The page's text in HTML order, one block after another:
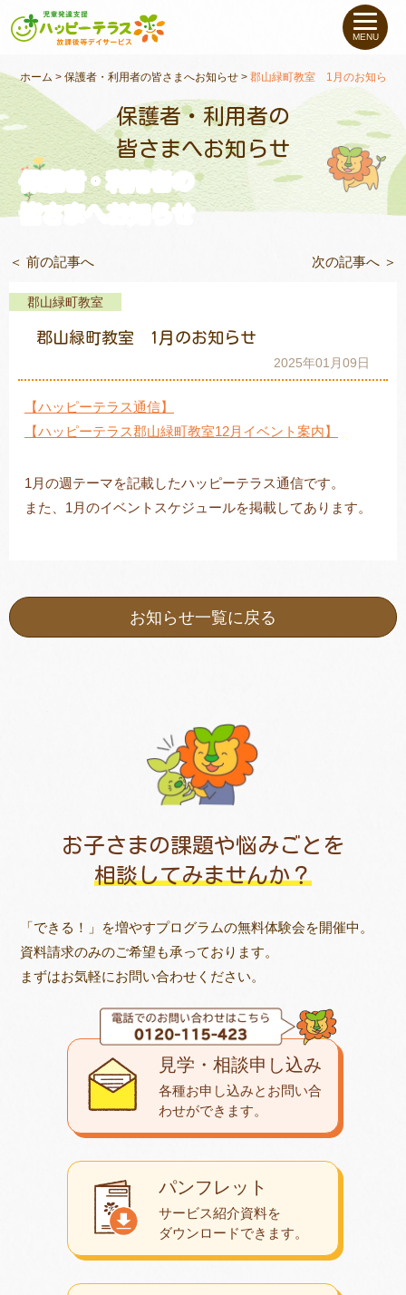
私たちについて
未就学のお子さま（０〜６才）
小学生〜高校生の お子さま
支援事例
教室一覧
トレキング DIDIM
MENU
ホーム >保護者・利用者の皆さまへお知らせ >郡山緑町教室 1月のお知らせ
保護者・利用者の
皆さまへお知らせ
保護者・利用者の
皆さまへお知らせ
＜ 前の記事へ 次の記事へ ＞
郡山緑町教室
郡山緑町教室 1月のお知らせ
2025年01月09日
【ハッピーテラス通信】
【ハッピーテラス郡山緑町教室12月イベント案内】
1月の週テーマを記載したハッピーテラス通信です。
また、1月のイベントスケジュールを掲載してあります。
お知らせ一覧に戻る
お子さまの課題や悩みごとを
相談してみませんか？
「できる！」を増やすプログラムの無料体験会を開催中。
資料請求のみのご希望も承っております。
まずはお気軽にお問い合わせください。
パンフレット
サービス紹介資料を
ダウンロードできます。
見学・相談申し込み
各種お申し込みとお問い合
わせができます。